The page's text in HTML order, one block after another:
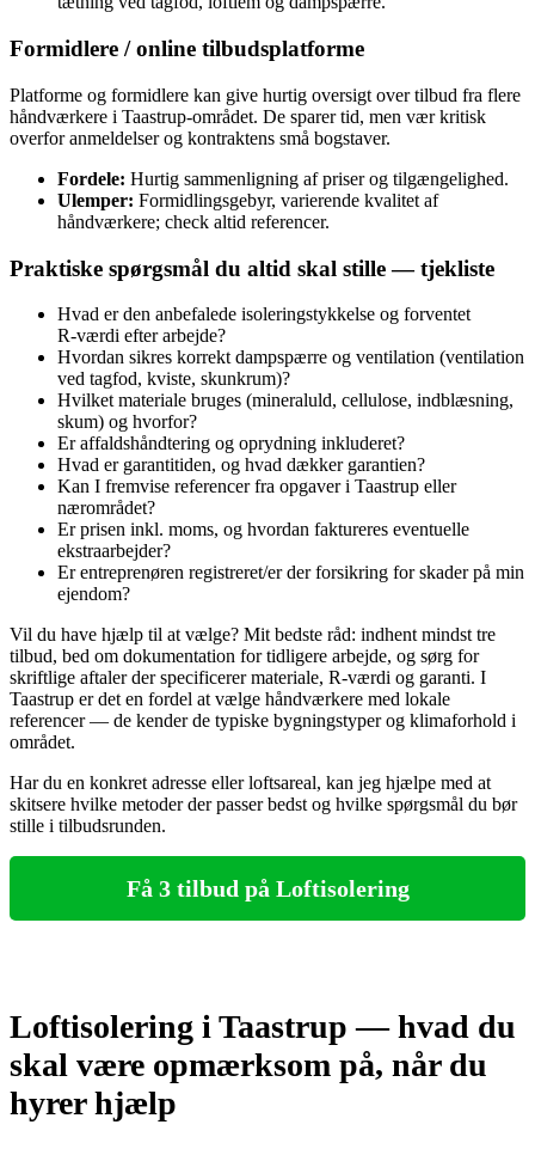
Formidlere / online tilbudsplatforme
Platforme og formidlere kan give hurtig oversigt over tilbud fra flere
håndværkere i Taastrup‑området. De sparer tid, men vær kritisk
overfor anmeldelser og kontraktens små bogstaver.
Fordele: Hurtig sammenligning af priser og tilgængelighed.
Ulemper: Formidlingsgebyr, varierende kvalitet af
håndværkere; check altid referencer.
Praktiske spørgsmål du altid skal stille — tjekliste
Hvad er den anbefalede isoleringstykkelse og forventet
R‑værdi efter arbejde?
Hvordan sikres korrekt dampspærre og ventilation (ventilation
ved tagfod, kviste, skunkrum)?
Hvilket materiale bruges (mineraluld, cellulose, indblæsning,
skum) og hvorfor?
Er affaldshåndtering og oprydning inkluderet?
Hvad er garantitiden, og hvad dækker garantien?
Kan I fremvise referencer fra opgaver i Taastrup eller
nærområdet?
Er prisen inkl. moms, og hvordan faktureres eventuelle
ekstraarbejder?
Er entreprenøren registreret/er der forsikring for skader på min
ejendom?
Vil du have hjælp til at vælge? Mit bedste råd: indhent mindst tre
tilbud, bed om dokumentation for tidligere arbejde, og sørg for
skriftlige aftaler der specificerer materiale, R‑værdi og garanti. I
Taastrup er det en fordel at vælge håndværkere med lokale
referencer — de kender de typiske bygningstyper og klimaforhold i
området.
Har du en konkret adresse eller loftsareal, kan jeg hjælpe med at
skitsere hvilke metoder der passer bedst og hvilke spørgsmål du bør
stille i tilbudsrunden.
Få 3 tilbud på Loftisolering
Loftisolering i Taastrup — hvad du
skal være opmærksom på, når du
hyrer hjælp